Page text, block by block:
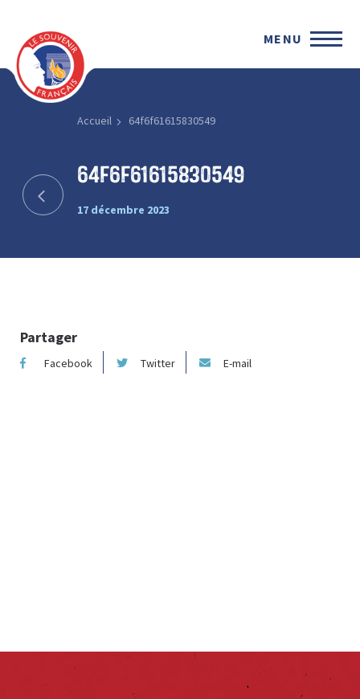
MENU
Accueil 64f6f61615830549
64f6f61615830549
17 décembre 2023
Partager
Facebook Twitter E-mail